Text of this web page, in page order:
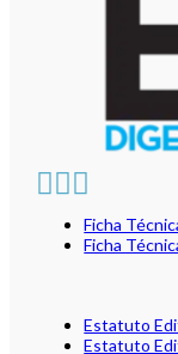
Ficha
Ficha
Estatuto
Estatuto